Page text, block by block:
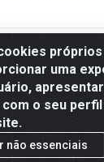
próprios
uma
o seu
não essenciais
F. Pereira Queiroz
Qi 10 Lotes
Brasília/DF -
0001-80